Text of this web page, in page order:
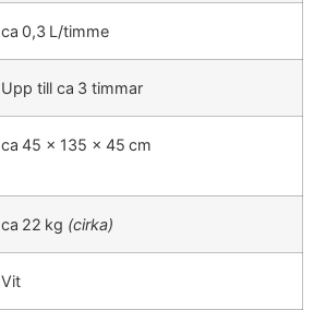
ca 0,3 L/timme
Upp till ca 3 timmar
ca 45 × 135 × 45 cm
ca 22 kg (cirka)
Vit